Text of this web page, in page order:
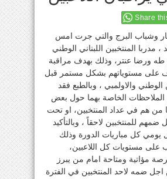
Share
وشباب البرج والتي جرت امس
مدربا المنتخبين اللبناني الوطني
طه ورضا عنتر، وذلك بهدف مراقبة
على مستوياتهم بشكل مستمر قبل
والاولمبي ، وبالطبع فقد
الملاحظات الخاصة بهما حول بعض
من هم في عداد المنتخبين، او تحت
ضمهم للمنتخبين لاحقاً ، وبالتأكيد
يومي كل مباريات الدورة وذلك
مستويات كل اللاعبين،
مؤاتية ومتاحة امام من يبرز
ضمه لاحد المنتخبين في الفترة